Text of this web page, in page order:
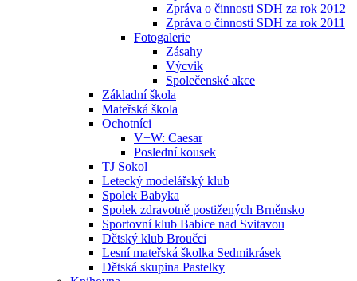
Zpráva o činnosti SDH za rok 2012
Zpráva o činnosti SDH za rok 2011
Fotogalerie
Zásahy
Výcvik
Společenské akce
Základní škola
Mateřská škola
Ochotníci
V+W: Caesar
Poslední kousek
TJ Sokol
Letecký modelářský klub
Spolek Babyka
Spolek zdravotně postižených Brněnsko
Sportovní klub Babice nad Svitavou
Dětský klub Broučci
Lesní mateřská školka Sedmikrásek
Dětská skupina Pastelky